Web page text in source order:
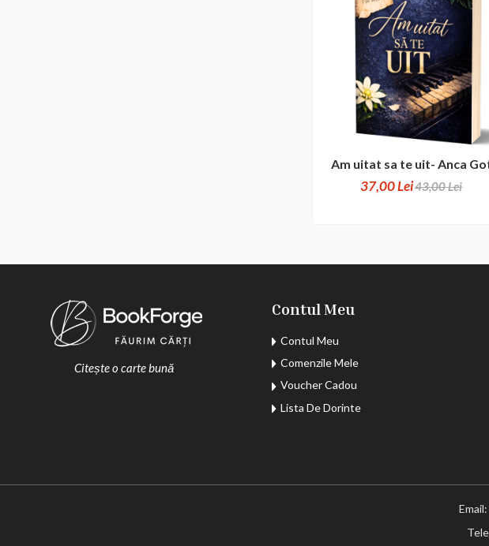
Am uitat sa te uit- Anca
37,00 Lei43,00 Lei
Citește o carte bună
Contul Meu
Contul Meu
Comenzile Mele
Voucher Cadou
Lista De Dorinte